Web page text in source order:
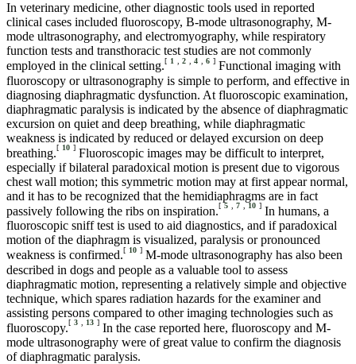
In veterinary medicine, other diagnostic tools used in reported
clinical cases included fluoroscopy, B-mode ultrasonography, M-
mode ultrasonography, and electromyography, while respiratory
function tests and transthoracic test studies are not commonly
employed in the clinical setting.[ 1 2 4 6 ] Functional imaging with
fluoroscopy or ultrasonography is simple to perform, and effective in
diagnosing diaphragmatic dysfunction. At fluoroscopic examination,
diaphragmatic paralysis is indicated by the absence of diaphragmatic
excursion on quiet and deep breathing, while diaphragmatic
weakness is indicated by reduced or delayed excursion on deep
breathing.[ 10 ] Fluoroscopic images may be difficult to interpret,
especially if bilateral paradoxical motion is present due to vigorous
chest wall motion; this symmetric motion may at first appear normal,
and it has to be recognized that the hemidiaphragms are in fact
passively following the ribs on inspiration.[ 5 , 7 , 10 ] In humans, a
fluoroscopic sniff test is used to aid diagnostics, and if paradoxical
motion of the diaphragm is visualized, paralysis or pronounced
weakness is confirmed.[ 10 ] M-mode ultrasonography has also been
described in dogs and people as a valuable tool to assess
diaphragmatic motion, representing a relatively simple and objective
technique, which spares radiation hazards for the examiner and
assisting persons compared to other imaging technologies such as
fluoroscopy.[ 3 13 ] In the case reported here, fluoroscopy and M-
mode ultrasonography were of great value to confirm the diagnosis
of diaphragmatic paralysis.